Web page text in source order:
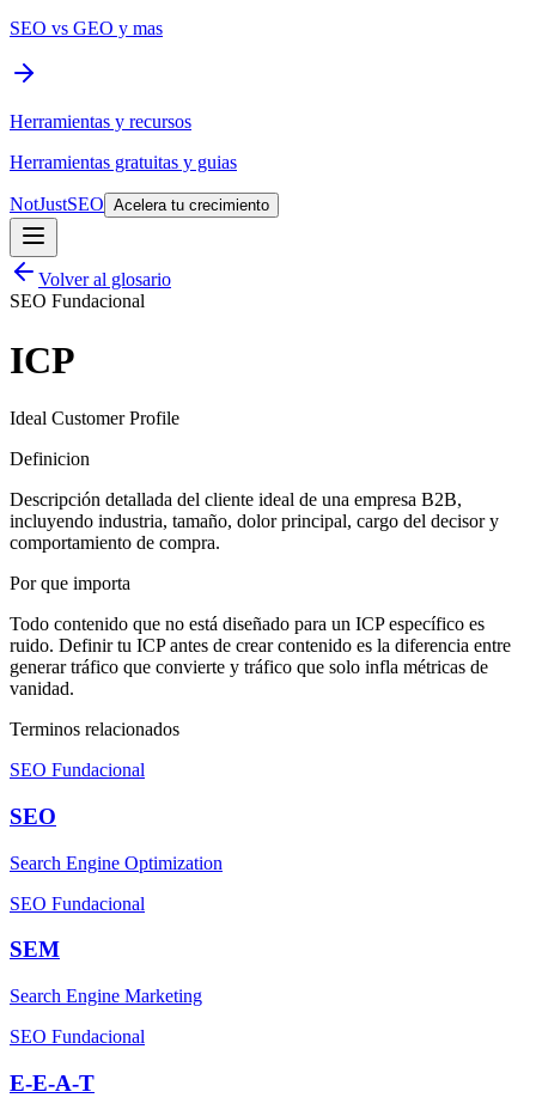
SEO vs GEO y mas
Herramientas y recursos
Herramientas gratuitas y guias
NotJustSEO Acelera tu crecimiento
Volver al glosario
SEO Fundacional
ICP
Ideal Customer Profile
Definicion
Descripción detallada del cliente ideal de una empresa B2B,
incluyendo industria, tamaño, dolor principal, cargo del decisor y
comportamiento de compra.
Por que importa
Todo contenido que no está diseñado para un ICP específico es
ruido. Definir tu ICP antes de crear contenido es la diferencia entre
generar tráfico que convierte y tráfico que solo infla métricas de
vanidad.
Terminos relacionados
SEO Fundacional
SEO
Search Engine Optimization
SEO Fundacional
SEM
Search Engine Marketing
SEO Fundacional
E-E-A-T